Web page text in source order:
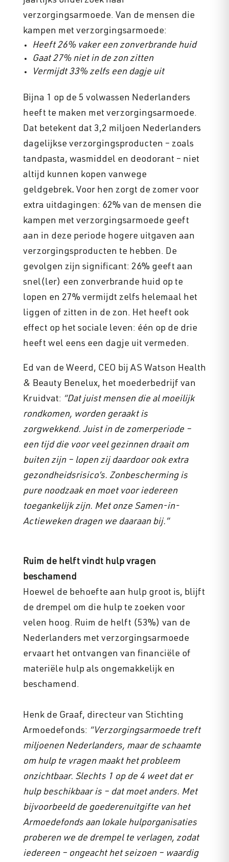
verzorgingsarmoede. Van de mensen die
kampen met verzorgingsarmoede:
Heeft 26% vaker een zonverbrande huid
Gaat 27% niet in de zon zitten
Vermijdt 33% zelfs een dagje uit
Bijna 1 op de 5 volwassen Nederlanders
heeft te maken met verzorgingsarmoede.
Dat betekent dat 3,2 miljoen Nederlanders
dagelijkse verzorgingsproducten – zoals
tandpasta, wasmiddel en deodorant – niet
altijd kunnen kopen vanwege
geldgebrek. Voor hen zorgt de zomer voor
extra uitdagingen: 62% van de mensen die
kampen met verzorgingsarmoede geeft
aan in deze periode hogere uitgaven aan
verzorgingsproducten te hebben. De
gevolgen zijn significant: 26% geeft aan
snel(ler) een zonverbrande huid op te
lopen en 27% vermijdt zelfs helemaal het
liggen of zitten in de zon. Het heeft ook
effect op het sociale leven: één op de drie
heeft wel eens een dagje uit vermeden.
Ed van de Weerd, CEO bij AS Watson Health
& Beauty Benelux, het moederbedrijf van
Kruidvat: “Dat juist mensen die al moeilijk
rondkomen, worden geraakt is
zorgwekkend. Juist in de zomerperiode –
een tijd die voor veel gezinnen draait om
buiten zijn – lopen zij daardoor ook extra
gezondheidsrisico’s. Zonbescherming is
pure noodzaak en moet voor iedereen
toegankelijk zijn. Met onze Samen-in-
Actieweken dragen we daaraan bij.”
Ruim de helft vindt hulp vragen
beschamend
Hoewel de behoefte aan hulp groot is, blijft
de drempel om die hulp te zoeken voor
velen hoog. Ruim de helft (53%) van de
Nederlanders met verzorgingsarmoede
ervaart het ontvangen van financiële of
materiële hulp als ongemakkelijk en
beschamend.
Henk de Graaf, directeur van Stichting
Armoedefonds: “Verzorgingsarmoede treft
miljoenen Nederlanders, maar de schaamte
om hulp te vragen maakt het probleem
onzichtbaar. Slechts 1 op de 4 weet dat er
hulp beschikbaar is – dat moet anders. Met
bijvoorbeeld de goederenuitgifte van het
Armoedefonds aan lokale hulporganisaties
proberen we de drempel te verlagen, zodat
iedereen – ongeacht het seizoen – waardig